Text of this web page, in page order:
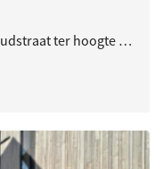
3 plantstroken aan de Gilbert Becaudstraat ter hoogte van huisnummer 25